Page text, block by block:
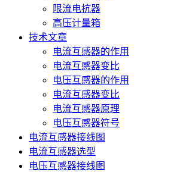
限流电抗器
高压计量箱
技术文章
电流互感器的作用
电流互感器变比
电压互感器的作用
电流互感器变比
电流互感器原理
电压互感器符号
电流互感器接线图
电流互感器选型
电压互感器接线图